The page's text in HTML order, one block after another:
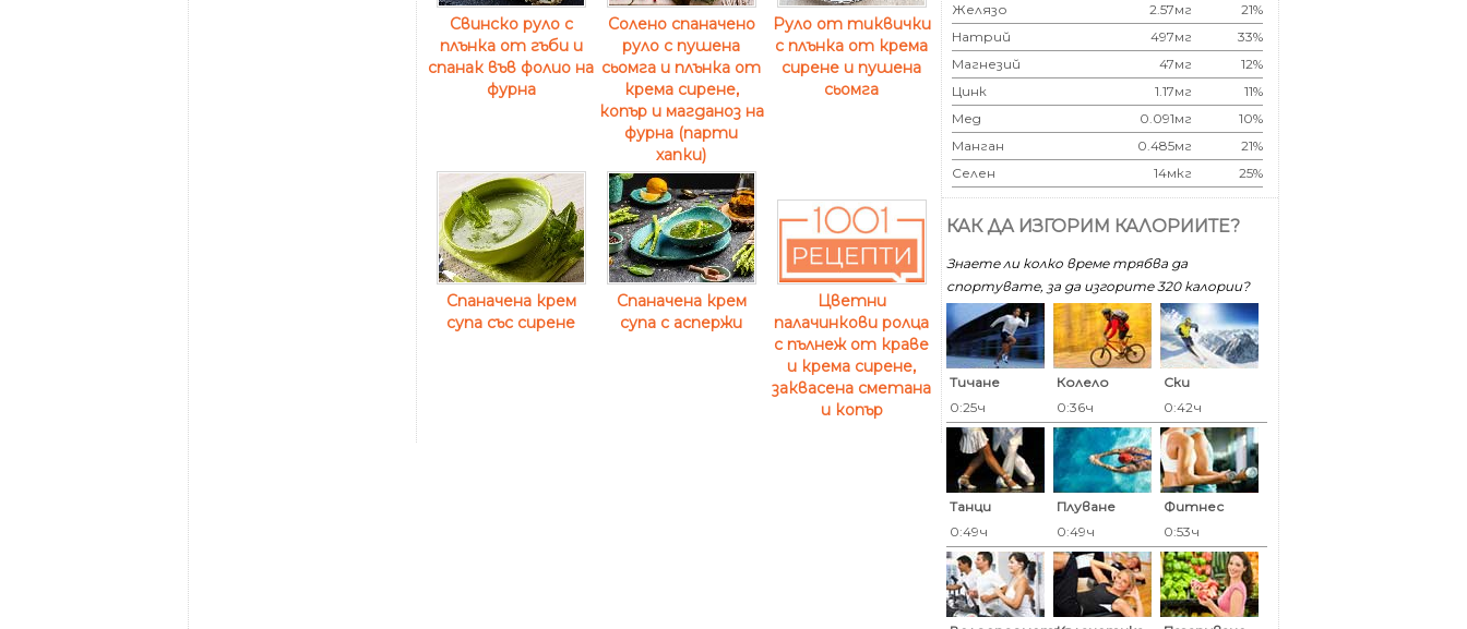
Свинско руло с
плънка от гъби и
спанак във фолио на
фурна
Солено спаначено
руло с пушена
сьомга и плънка от
крема сирене,
копър и магданоз на
фурна (парти
хапки)
Руло от тиквички
с плънка от крема
сирене и пушена
сьомга
Спаначена крем
супа със сирене
Спаначена крем
супа с аспержи
Цветни
палачинкови ролца
с пълнеж от краве
и крема сирене,
заквасена сметана
и копър
Желязо
2.57мг
21%
Натрий
497мг
33%
Магнезий
47мг
12%
Цинк
1.17мг
11%
Мед
0.091мг
10%
Манган
0.485мг
21%
Селен
14мкг 25%
КАК ДА ИЗГОРИМ КАЛОРИИТЕ?
Знаете ли колко време трябва да
спортувате, за да изгорите 320 калoрии?
Тичане
0:25ч
Колело
0:36ч
Ски
0:42ч
Танци
0:49ч
Плуване
0:49ч
Фитнес
0:53ч